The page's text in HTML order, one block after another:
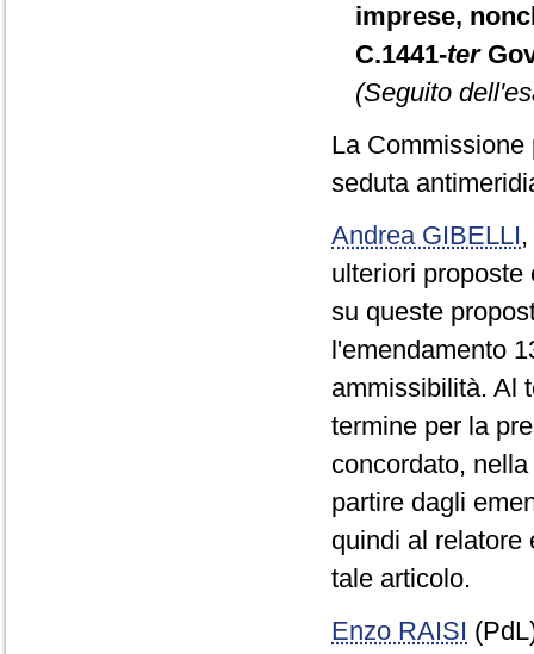
imprese,
C.1441-ter
(Seguito
La
seduta
Andrea GIBELLI,
ulteriori
su queste
l'emendamento
ammissibilità. Al
termine per la
concordato,
partire dagli
quindi al relatore
tale articolo.
Enzo RAISI